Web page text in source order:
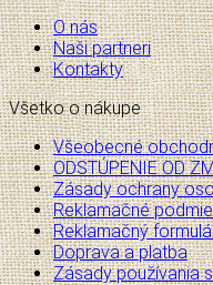
O nás
Naši partneri
Kontakty
Všetko o nákupe
Všeobecné
ODSTÚPENIE OD
Zásady ochrany
Reklamačné
Reklamačný
Doprava a platba
Zásady používania